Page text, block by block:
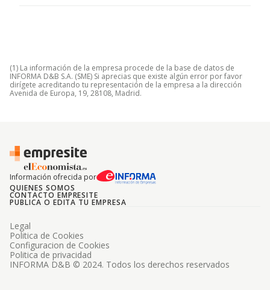
(1) La información de la empresa procede de la base de datos de
INFORMA D&B S.A. (SME) Si aprecias que existe algún error por favor
dirígete acreditando tu representación de la empresa a la dirección
Avenida de Europa, 19, 28108, Madrid.
Información ofrecida por
QUIENES SOMOS
CONTACTO EMPRESITE
PUBLICA O EDITA TU EMPRESA
INFORMA D&B © 2024. Todos los derechos reservados
Legal
Politica de Cookies
Configuracion de Cookies
Politica de privacidad